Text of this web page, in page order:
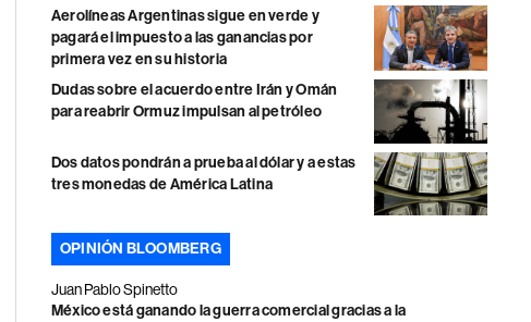
Aerolíneas Argentinas sigue en verde y
pagará el impuesto a las ganancias por
primera vez en su historia
Dudas sobre el acuerdo entre Irán y Omán
para reabrir Ormuz impulsan al petróleo
Dos datos pondrán a prueba al dólar y a estas
tres monedas de América Latina
OPINIÓN BLOOMBERG
Juan Pablo Spinetto
México está ganando la guerra comercial gracias a la